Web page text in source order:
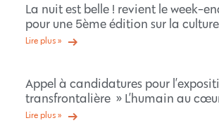
La nuit est belle ! revient le week-
pour une 5ème édition sur la
Lire plus »
Appel à candidatures pour
transfrontalière » L’humain au
Lire plus »